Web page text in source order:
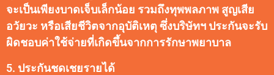
จะเป็นเพียงบาดเจ็บเล็กน้อย รวมถึงทุพพลภาพ สูญเสีย
อวัยวะ หรือเสียชีวิตจากอุบัติเหตุ ซึ่งบริษัทฯ ประกันจะรับ
ผิดชอบค่าใช้จ่ายที่เกิดขึ้นจากการรักษาพยาบาล
5. ประกันชดเชยรายได้